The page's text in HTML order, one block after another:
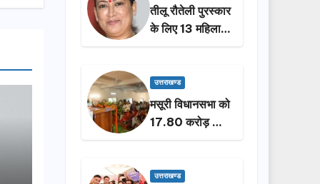
तीलू रौतेली पुरस्कार
के लिए 13 महिलाओं
का चयन, 35
कार्यकर्तियां भी होंगी
सम्मानित…
उत्तराखण्ड
मसूरी विधानसभा को
17.80 करोड़ की
विकास योजनाओं की
ने किया लोकार्पण-
उत्तराखण्ड